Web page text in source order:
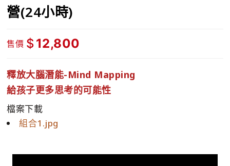
營(24小時)
售價 $12,800
釋放大腦潛能-Mind Mapping
給孩子更多思考的可能性
檔案下載
組合1.jpg